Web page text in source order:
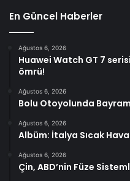
En Güncel Haberler
Ağustos 6, 2026
Huawei Watch GT 7
ömrü!
Ağustos 6, 2026
Bolu Otoyolunda
Ağustos 6, 2026
Albüm: İtalya Sıcak
Ağustos 6, 2026
Çin, ABD’nin Füze